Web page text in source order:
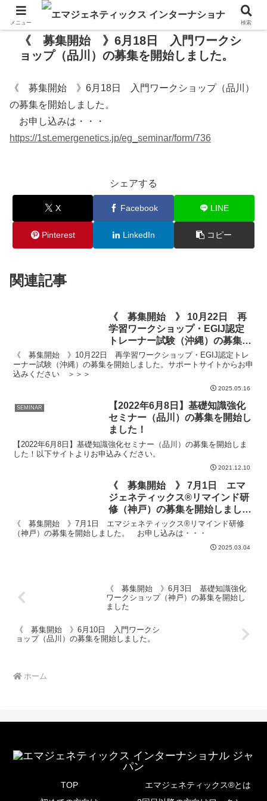
《 募集開始 》6月18日 入門ワークシ
ョップ（品川）の募集を開始しました。
《 募集開始 》6月18日 入門ワークショップ（品川）
の募集を開始しました。
お申し込みは・・・
https://1st.emergenetics.jp/eg_seminar/form/736
シェアする
X Facebook LINE
Pinterest LinkedIn コピー
関連記事
《 募集開始 》 10月22日 再
学習ワークショップ・EGIJ認定
トレーナー試験（沖縄）の募集を
開始しました。
《 募集開始 》10月22日 再学習ワークショップ・EGIJ認定トレ
ーナー試験（沖縄）の募集を開始しました。サポートサイトからお申
込みください ＞＞＞
2025.05.16
SEMINAR
【2022年6月8日】基礎知識強化
セミナー（品川）の募集を開始し
ました！
【2022年6月8日】基礎知識強化セミナー（品川）の募集を開始しま
した！以下サイトよりお申込みください。
2021.12.10
《 募集開始 》 7月1日 エマ
ジェネティックス®リマインド研
修（神戸）の募集を開始しまし
た。
《 募集開始 》7月1日 エマジェネティックス®リマインド研修
（神戸）の募集を開始しました。 お申し込みは・・・
2025.03.04
《 募集開始 》6月3日 基礎知識強化
ワークショップ（神戸）の募集を開始し
ました
《 募集開始 》6月10日 入門ワークシ
ョップ（品川）の募集を開始しました。
ホーム
TOP
エマジェネティックス®とは
メニュー 検索